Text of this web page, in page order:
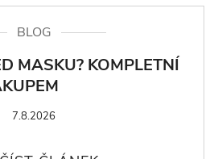
BLOG
MASKU? KOMPLETNÍ
7.8.2026